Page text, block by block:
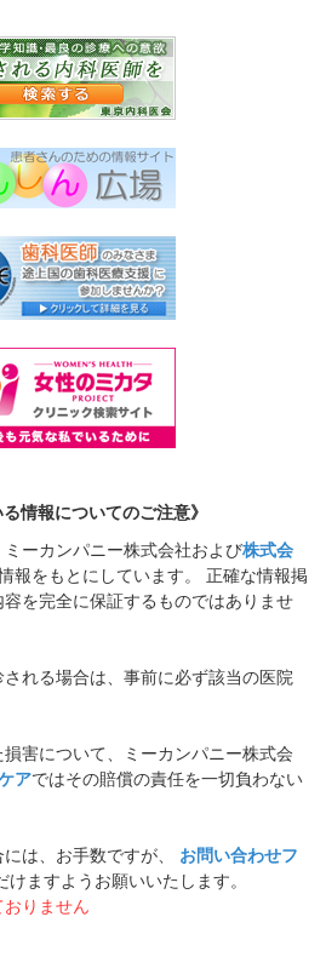
る情報についてのご注意》
ーカンパニー株式会社および株式会
報をもとにしています。 正確な情報掲
を完全に保証するものではありませ
れる場合は、事前に必ず該当の医院
害について、ミーカンパニー株式会
アではその賠償の責任を一切負わない
は、お手数ですが、 お問い合わせフ
ますようお願いいたします。
りません